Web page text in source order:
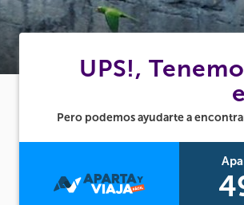
UPS!,
Pero podemos ayudarte a